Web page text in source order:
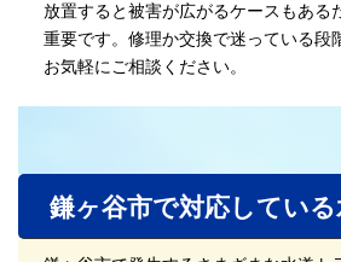
放置すると被害が広がるケースもある
重要です。修理か交換で迷っている段
お気軽にご相談ください。
鎌ヶ谷市で対応してい